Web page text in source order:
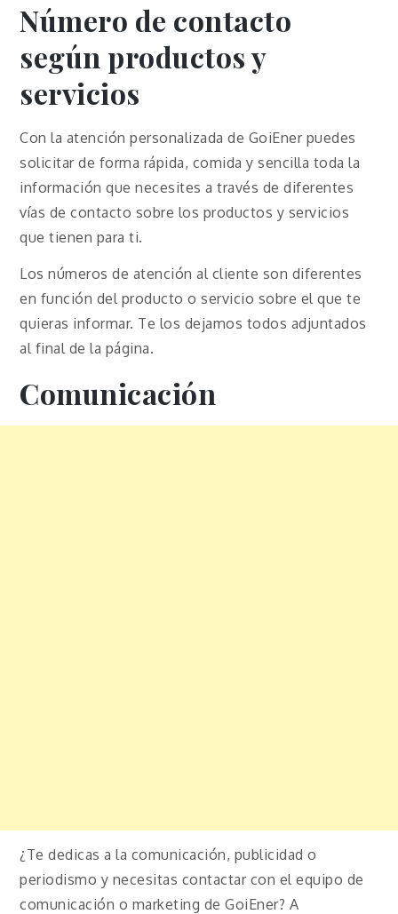
Número de contacto
según productos y
servicios
Con la atención personalizada de GoiEner puedes
solicitar de forma rápida, comida y sencilla toda la
información que necesites a través de diferentes
vías de contacto sobre los productos y servicios
que tienen para ti.
Los números de atención al cliente son diferentes
en función del producto o servicio sobre el que te
quieras informar. Te los dejamos todos adjuntados
al final de la página.
Comunicación
¿Te dedicas a la comunicación, publicidad o
periodismo y necesitas contactar con el equipo de
comunicación o marketing de GoiEner? A